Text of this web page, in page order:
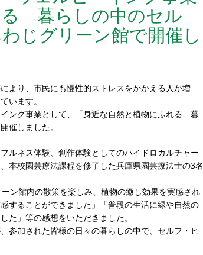
る 暮らしの中のセル
じグリーン館で開催し
より、市民にも慢性的ストレスをかかえる人が増
います。
ング事業として、「身近な自然と植物にふれる 暮
催しました。
ルネス体験、創作体験としてのハイドロカルチャー
本校園芸療法課程を修了した兵庫県園芸療法士の3名
ン館内の散策を楽しみ、植物の癒し効果を実感され
することができました」「普段の生活に緑や自然の
た」等の感想をいただきました。
参加された皆様の日々の暮らしの中で、セルフ・ヒ